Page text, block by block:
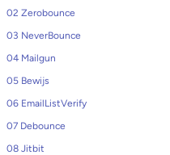
02 Zerobounce
03 NeverBounce
04 Mailgun
05 Bewijs
06 EmailListVerify
07 Debounce
08 Jitbit